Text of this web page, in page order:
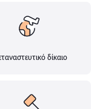
δίκαιο